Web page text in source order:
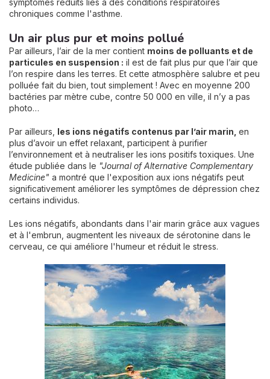
symptômes réduits liés à des conditions respiratoires
chroniques comme l'asthme.
Un air plus pur et moins pollué
Par ailleurs, l’air de la mer contient moins de polluants et de
particules en suspension : il est de fait plus pur que l’air que
l’on respire dans les terres. Et cette atmosphère salubre et peu
polluée fait du bien, tout simplement ! Avec en moyenne 200
bactéries par mètre cube, contre 50 000 en ville, il n’y a pas
photo…
Par ailleurs, les ions négatifs contenus par l’air marin, en
plus d’avoir un effet relaxant, participent à purifier
l’environnement et à neutraliser les ions positifs toxiques. Une
étude publiée dans le "Journal of Alternative Complementary
Medicine" a montré que l'exposition aux ions négatifs peut
significativement améliorer les symptômes de dépression chez
certains individus.
Les ions négatifs, abondants dans l'air marin grâce aux vagues
et à l'embrun, augmentent les niveaux de sérotonine dans le
cerveau, ce qui améliore l'humeur et réduit le stress.